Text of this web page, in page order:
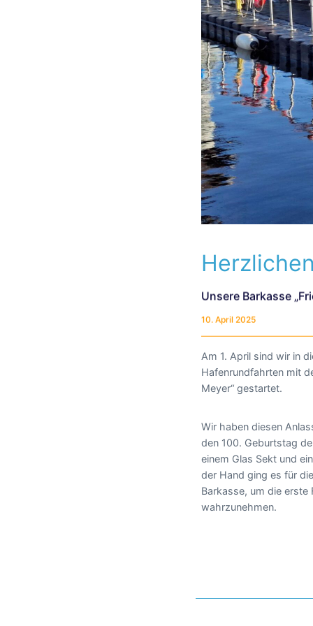
Unsere Barkasse
10. April 2025
Am 1. April sind wir in
Hafenrundfahrten mit
Meyer“ gestartet.
Wir haben diesen
den 100. Geburtstag
einem Glas Sekt und
der Hand ging es für
Barkasse, um die erste
wahrzunehmen.